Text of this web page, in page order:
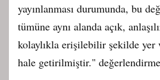
yayınlanması durumunda, bu
tümüne aynı alanda açık,
kolaylıkla erişilebilir şekilde yer
hale getirilmiştir."